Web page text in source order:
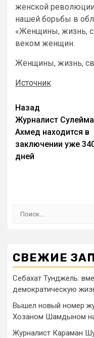
женской
нашей борьбы в
«Женщины, жизнь,
веком женщин.
Женщины, жизнь,
Источник
Назад
Журналист
Ахмед находится в
заключении уже
дней
СВЕЖИЕ
Себахат Тунджель:
демократическую
Вышел новый номер
Хозаном Шамдыном
Журналист Караман